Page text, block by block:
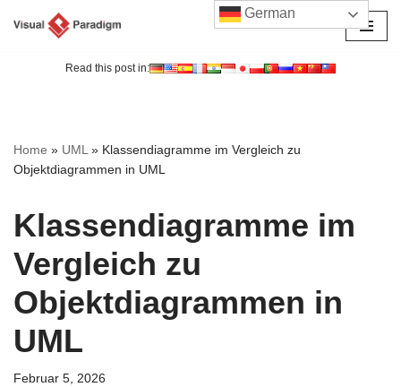
Read this post in:
Home » UML» Klassendiagramme im Vergleich zu
Objektdiagrammen in UML
Klassendiagramme im
Vergleich zu
Objektdiagrammen in
UML
Februar 5, 2026
German